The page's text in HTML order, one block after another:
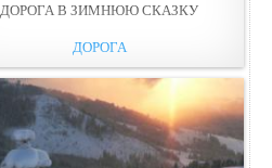
ДОРОГА В ЗИМНЮЮ СКАЗКУ
ДОРОГА